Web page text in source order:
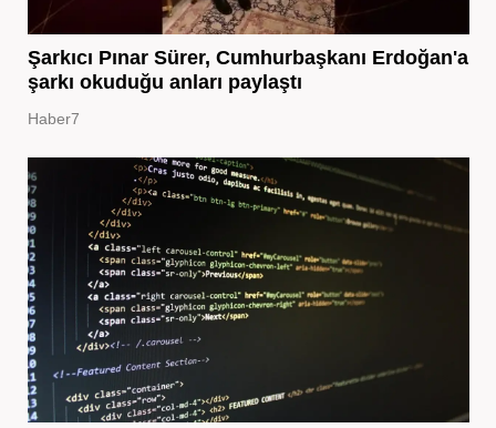
Şarkıcı Pınar Sürer, Cumhurbaşkanı Erdoğan'a
şarkı okuduğu anları paylaştı
Haber7